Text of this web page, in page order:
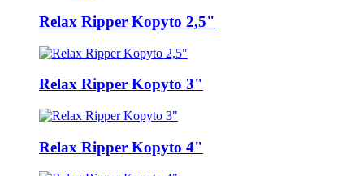
Relax Ripper Kopyto 2,5"
Relax Ripper Kopyto 3"
Relax Ripper Kopyto 4"